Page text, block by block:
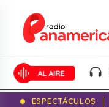
ESPECTÁCULOS